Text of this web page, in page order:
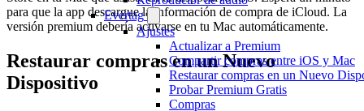
Evertag
Ajustes
Actualizar a Premium
Compartir compras entre iOS y Mac
Restaurar compras en un Nuevo
Probar Premium Gratis
Compras
para que la app descargue la información de compra de iCloud. La
versión premium debería activarse en tu Mac automáticamente.
Restaurar compras en un Nuevo
Dispositivo